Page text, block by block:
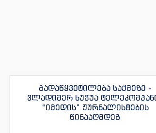
გადაწყვეტილება საქმეზე -
ვლადიმერ ხუჭუა
“იმედის” ჟურნალისტების
წინააღმდეგ